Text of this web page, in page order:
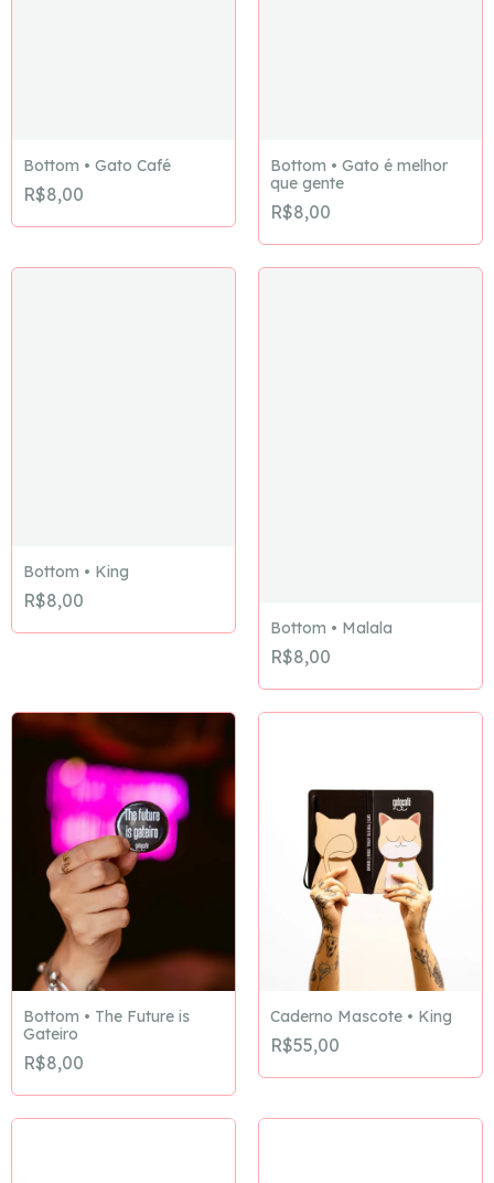
Bottom • Gato Café
R$8,00
Bottom • Gato é melhor
que gente
R$8,00
Bottom • King
R$8,00
Bottom • Malala
R$8,00
Bottom • The Future is
Gateiro
R$8,00
Caderno Mascote • King
R$55,00